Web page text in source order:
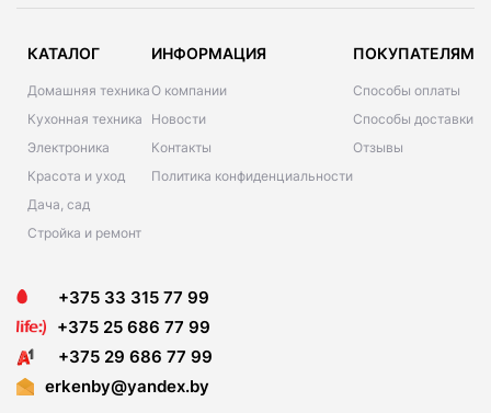
КАТАЛОГ
Домашняя техника
Кухонная техника
Электроника
Красота и уход
Дача, сад
Стройка и ремонт
ИНФОРМАЦИЯ
О компании
Новости
Контакты
Политика конфиденциальности
ПОКУПАТЕЛЯМ
Способы оплаты
Способы доставки
Отзывы
+375 33 315 77 99
+375 25 686 77 99
+375 29 686 77 99
erkenby@yandex.by